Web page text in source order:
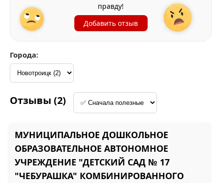
правду!
Добавить отзыв
Города:
Отзывы (2)
МУНИЦИПАЛЬНОЕ ДОШКОЛЬНОЕ
ОБРАЗОВАТЕЛЬНОЕ АВТОНОМНОЕ
УЧРЕЖДЕНИЕ "ДЕТСКИЙ САД № 17
"ЧЕБУРАШКА" КОМБИНИРОВАННОГО